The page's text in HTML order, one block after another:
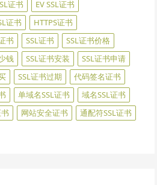
证书
EV SSL证书
证书
HTTPS证书
书 SSL证书
SSL证书价格
钱 SSL证书安装
SSL证书申请
SSL证书过期
代码签名证书
单域名SSL证书
域名SSL证书
网站安全证书
通配符SSL证书